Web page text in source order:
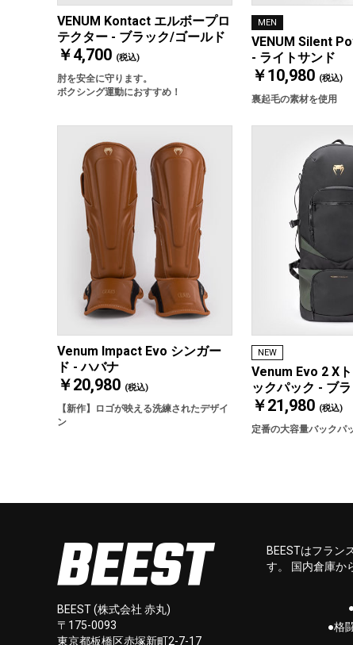
VENUM Kontact エルボープロ
テクター - ブラック/ゴールド
￥4,700 (税込)
肘を安全に守ります。
ボクシング運動におすすめ！
MEN
VENUM Silent
- ライトサンド
￥10,980 (税込)
裏起毛の素材を使用
Venum Impact Evo シンガー
ド - ハバナ
￥20,980 (税込)
【新作】ロゴが映える洗練されたデザイ
ン
NEW
Venum Evo 2 X
ックパック - ブ
￥21,980 (税込)
定番の大容量バックパ
BEEST (株式会社 赤丸)
〒175-0093
東京都板橋区赤塚新町2-7-17
BEESTはフラン
す。 国内倉庫か
●格